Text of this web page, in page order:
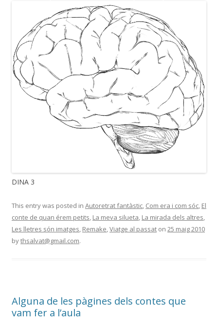
DINA 3
This entry was posted in Autoretrat fantàstic, Com era i com sóc, El
conte de quan érem petits, La meva silueta, La mirada dels altres,
Les lletres són imatges, Remake,Viatge al passat on 25 maig 2010
bythsalvat@gmail.com.
Alguna de les pàgines dels contes que
vam fer a l’aula